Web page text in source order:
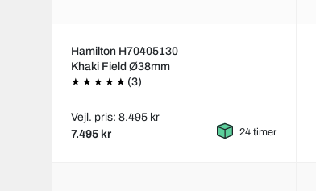
Hamilton H70405130
Khaki Field Ø38mm
(3)
Vejl. pris: 8.495 kr
7.495 kr 24 timer